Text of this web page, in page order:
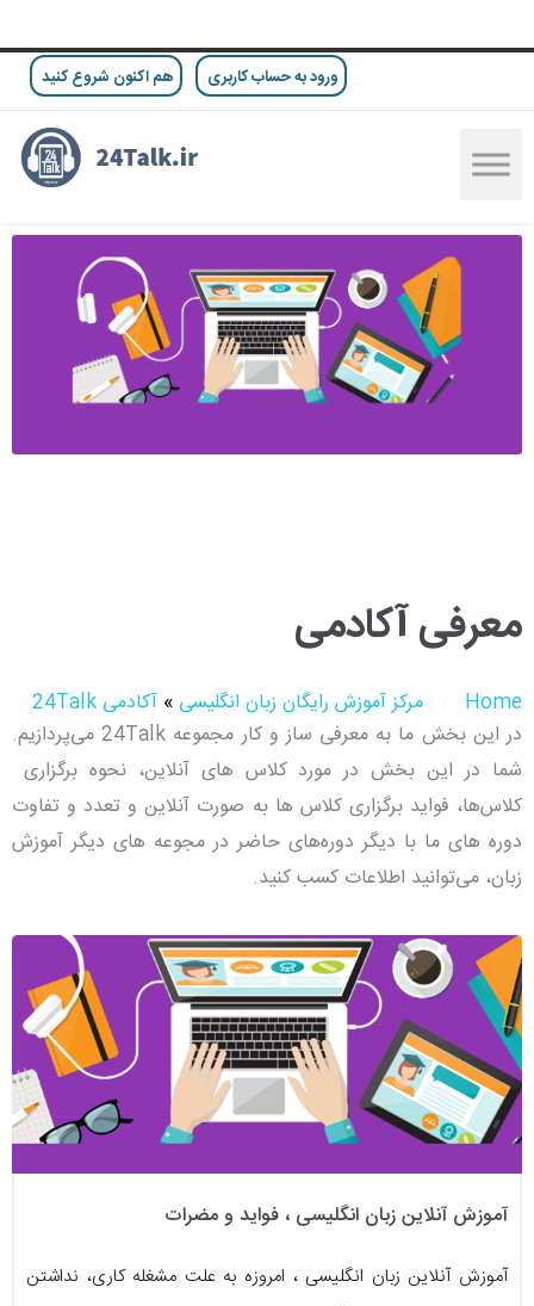
ورود به حساب کاربری هم اکنون شروع کنید
معرفی آکادمی
Home مرکز آموزش رایگان زبان انگلیسی » آکادمی 24Talk
در این بخش ما به معرفی ساز و کار مجموعه 24Talk می‌پردازیم.
شما در این بخش در مورد کلاس های آنلاین، نحوه برگزاری
کلاس‌ها، فواید برگزاری کلاس ها به صورت آنلاین و تعدد و تفاوت
دوره های ما با دیگر دوره‌های حاضر در مجوعه های دیگر آموزش
زبان، می‌توانید اطلاعات کسب کنید.
آموزش آنلاین زبان انگلیسی ، فواید و مضرات
آموزش آنلاین زبان انگلیسی ، امروزه به علت مشغله کاری، نداشتن